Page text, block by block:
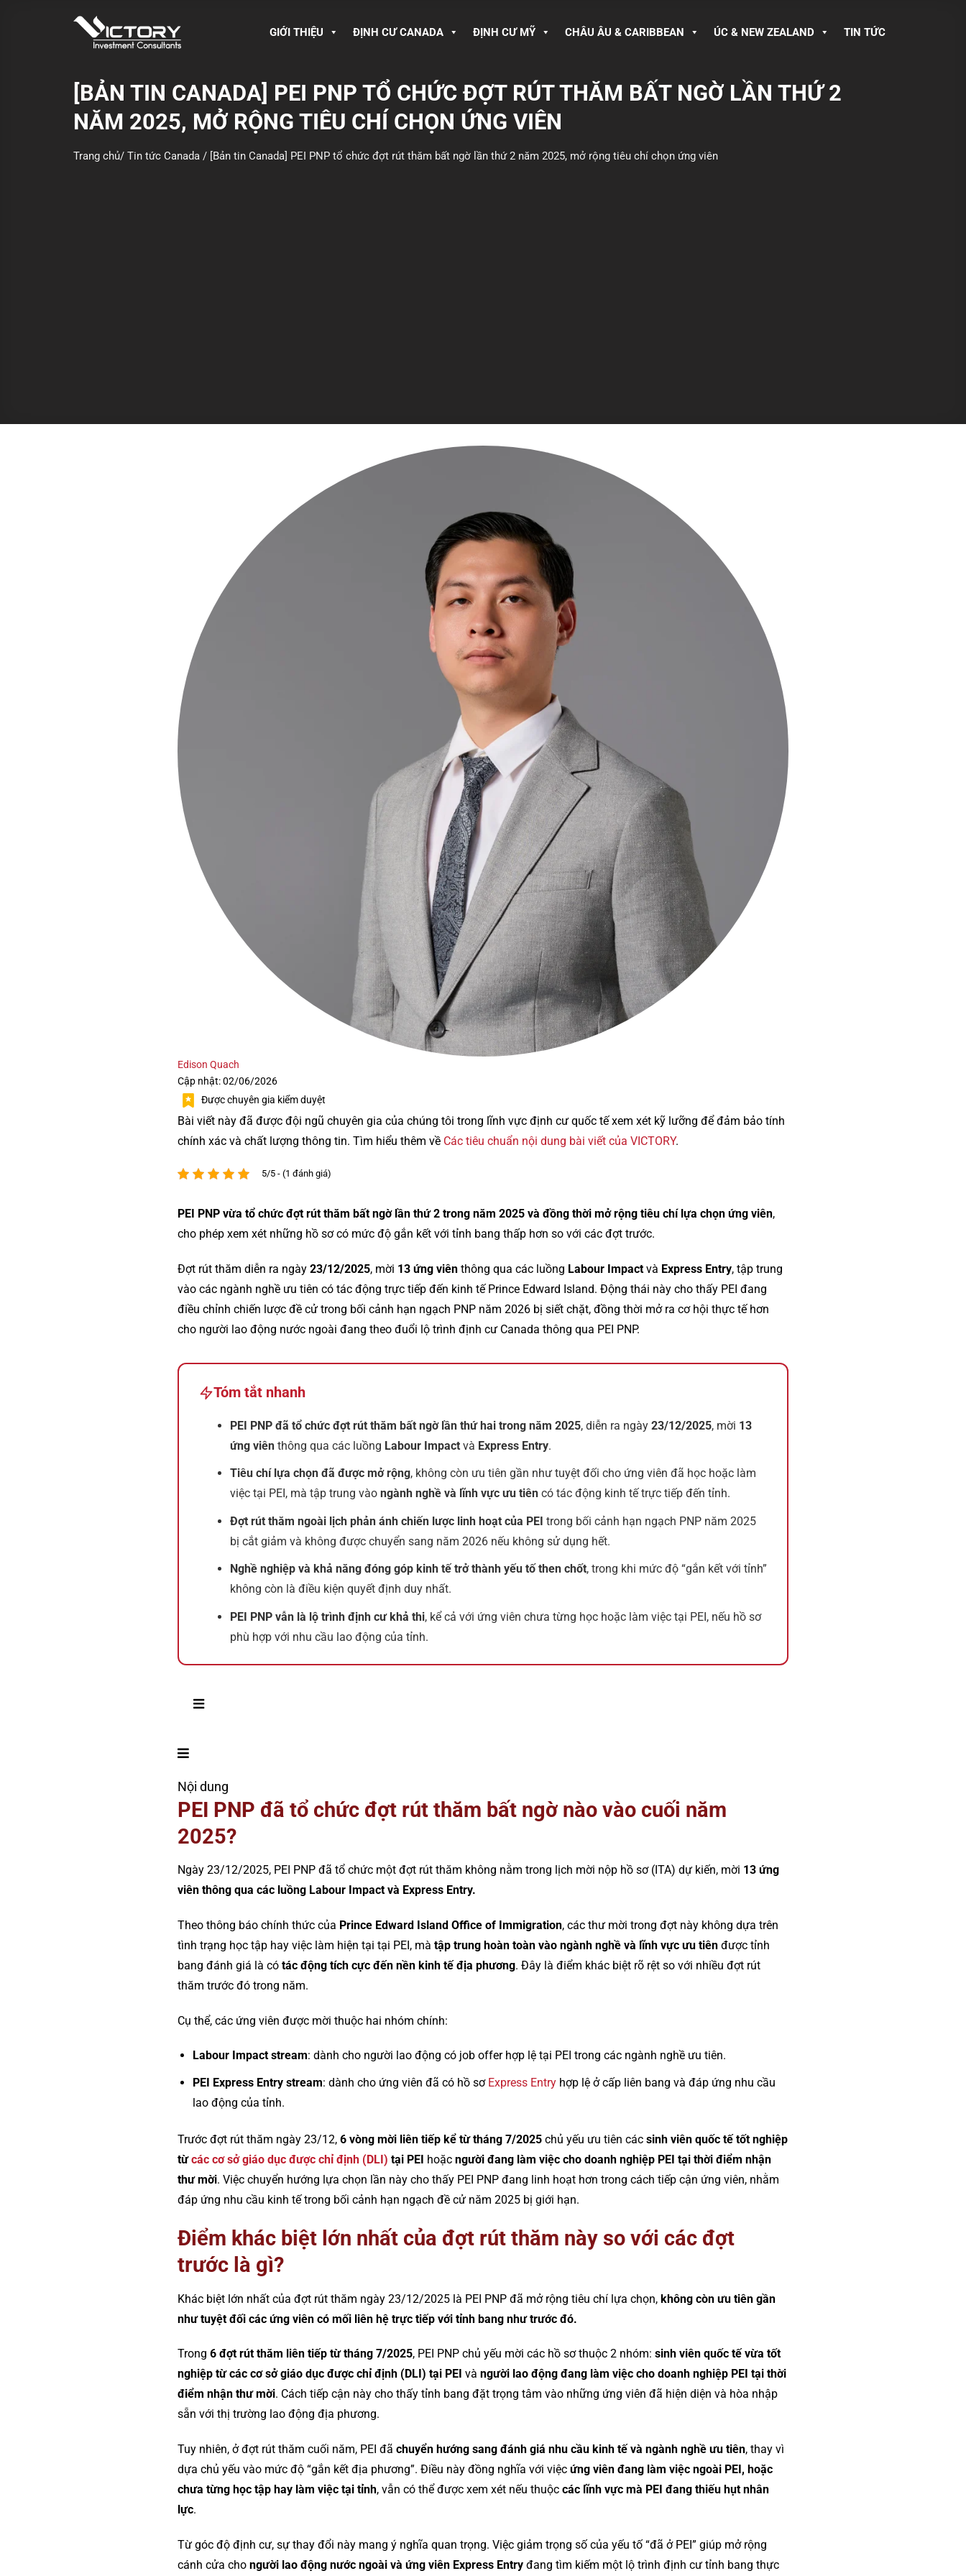
GIỚI THIỆU ĐỊNH CƯ CANADA ĐỊNH CƯ MỸ CHÂU ÂU & CARIBBEAN ÚC & NEW ZEALAND TIN TỨC
[BẢN TIN CANADA] PEI PNP TỔ CHỨC ĐỢT RÚT THĂM BẤT NGỜ LẦN THỨ 2
NĂM 2025, MỞ RỘNG TIÊU CHÍ CHỌN ỨNG VIÊN
Trang chủ/ Tin tức Canada / [Bản tin Canada] PEI PNP tổ chức đợt rút thăm bất ngờ lần thứ 2 năm 2025, mở rộng tiêu chí chọn ứng viên
Edison Quach
Cập nhật: 02/06/2026
Được chuyên gia kiểm duyệt
Bài viết này đã được đội ngũ chuyên gia của chúng tôi trong lĩnh vực định cư quốc tế xem xét kỹ lưỡng để đảm bảo tính
chính xác và chất lượng thông tin. Tìm hiểu thêm về Các tiêu chuẩn nội dung bài viết của VICTORY.
5/5 - (1 đánh giá)
PEI PNP vừa tổ chức đợt rút thăm bất ngờ lần thứ 2 trong năm 2025 và đồng thời mở rộng tiêu chí lựa chọn ứng viên,
cho phép xem xét những hồ sơ có mức độ gắn kết với tỉnh bang thấp hơn so với các đợt trước.
Đợt rút thăm diễn ra ngày 23/12/2025, mời 13 ứng viên thông qua các luồng Labour Impact và Express Entry, tập trung
vào các ngành nghề ưu tiên có tác động trực tiếp đến kinh tế Prince Edward Island. Động thái này cho thấy PEI đang
điều chỉnh chiến lược đề cử trong bối cảnh hạn ngạch PNP năm 2026 bị siết chặt, đồng thời mở ra cơ hội thực tế hơn
cho người lao động nước ngoài đang theo đuổi lộ trình định cư Canada thông qua PEI PNP.
Tóm tắt nhanh
PEI PNP đã tổ chức đợt rút thăm bất ngờ lần thứ hai trong năm 2025, diễn ra ngày 23/12/2025, mời 13
ứng viênthông qua các luồng Labour Impactvà Express Entry.
Tiêu chí lựa chọn đã được mở rộng, không còn ưu tiên gần như tuyệt đối cho ứng viên đã học hoặc làm
việc tại PEI, mà tập trung vào ngành nghề và lĩnh vực ưu tiêncó tác động kinh tế trực tiếp đến tỉnh.
Đợt rút thăm ngoài lịch phản ánh chiến lược linh hoạt của PEI trong bối cảnh hạn ngạch PNP năm 2025
bị cắt giảm và không được chuyển sang năm 2026 nếu không sử dụng hết.
Nghề nghiệp và khả năng đóng góp kinh tế trở thành yếu tố then chốt, trong khi mức độ “gắn kết với tỉnh”
không còn là điều kiện quyết định duy nhất.
PEI PNP vẫn là lộ trình định cư khả thi, kể cả với ứng viên chưa từng học hoặc làm việc tại PEI, nếu hồ sơ
phù hợp với nhu cầu lao động của tỉnh.
Nội dung
PEI PNP đã tổ chức đợt rút thăm bất ngờ nào vào cuối năm
2025?
Ngày 23/12/2025, PEI PNP đã tổ chức một đợt rút thăm không nằm trong lịch mời nộp hồ sơ (ITA) dự kiến, mời 13 ứng
viên thông qua các luồng Labour Impact và Express Entry.
Theo thông báo chính thức của Prince Edward Island Office of Immigration, các thư mời trong đợt này không dựa trên
tình trạng học tập hay việc làm hiện tại tại PEI, mà tập trung hoàn toàn vào ngành nghề và lĩnh vực ưu tiên được tỉnh
bang đánh giá là có tác động tích cực đến nền kinh tế địa phương. Đây là điểm khác biệt rõ rệt so với nhiều đợt rút
thăm trước đó trong năm.
Cụ thể, các ứng viên được mời thuộc hai nhóm chính:
Labour Impact stream: dành cho người lao động có job offer hợp lệ tại PEI trong các ngành nghề ưu tiên.
PEI Express Entry stream: dành cho ứng viên đã có hồ sơ Express Entryhợp lệ ở cấp liên bang và đáp ứng nhu cầu
lao động của tỉnh.
Trước đợt rút thăm ngày 23/12, 6 vòng mời liên tiếp kể từ tháng 7/2025 chủ yếu ưu tiên các sinh viên quốc tế tốt nghiệp
từcác cơ sở giáo dục được chỉ định (DLI) tại PEI hoặc người đang làm việc cho doanh nghiệp PEI tại thời điểm nhận
thư mời. Việc chuyển hướng lựa chọn lần này cho thấy PEI PNP đang linh hoạt hơn trong cách tiếp cận ứng viên, nhằm
đáp ứng nhu cầu kinh tế trong bối cảnh hạn ngạch đề cử năm 2025 bị giới hạn.
Điểm khác biệt lớn nhất của đợt rút thăm này so với các đợt
trước là gì?
Khác biệt lớn nhất của đợt rút thăm ngày 23/12/2025 là PEI PNP đã mở rộng tiêu chí lựa chọn, không còn ưu tiên gần
như tuyệt đối các ứng viên có mối liên hệ trực tiếp với tỉnh bang như trước đó.
Trong 6 đợt rút thăm liên tiếp từ tháng 7/2025, PEI PNP chủ yếu mời các hồ sơ thuộc 2 nhóm: sinh viên quốc tế vừa tốt
nghiệp từ các cơ sở giáo dục được chỉ định (DLI) tại PEI và người lao động đang làm việc cho doanh nghiệp PEI tại thời
điểm nhận thư mời. Cách tiếp cận này cho thấy tỉnh bang đặt trọng tâm vào những ứng viên đã hiện diện và hòa nhập
sẵn với thị trường lao động địa phương.
Tuy nhiên, ở đợt rút thăm cuối năm, PEI đã chuyển hướng sang đánh giá nhu cầu kinh tế và ngành nghề ưu tiên, thay vì
dựa chủ yếu vào mức độ “gắn kết địa phương”. Điều này đồng nghĩa với việc ứng viên đang làm việc ngoài PEI, hoặc
chưa từng học tập hay làm việc tại tỉnh, vẫn có thể được xem xét nếu thuộc các lĩnh vực mà PEI đang thiếu hụt nhân
lực.
Từ góc độ định cư, sự thay đổi này mang ý nghĩa quan trọng. Việc giảm trọng số của yếu tố “đã ở PEI” giúp mở rộng
cánh cửa cho người lao động nước ngoài và ứng viên Express Entry đang tìm kiếm một lộ trình định cư tỉnh bang thực